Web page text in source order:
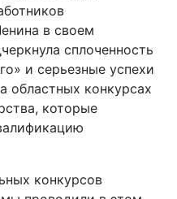
в своем
сплоченность
и серьезные успехи
областных конкурсах
которые
конкурсов